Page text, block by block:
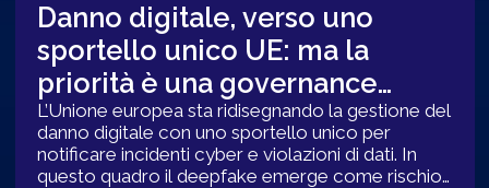
Danno digitale, verso uno
sportello unico UE: ma la
priorità è una governance
solida
L’Unione europea sta ridisegnando la gestione del
danno digitale con uno sportello unico per
notificare incidenti cyber e violazioni di dati. In
questo quadro il deepfake emerge come rischio